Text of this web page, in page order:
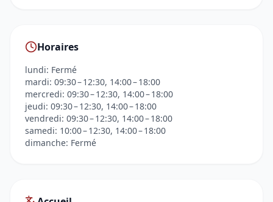
Horaires
lundi: Fermé
mardi: 09:30 – 12:30, 14:00 – 18:00
mercredi: 09:30 – 12:30, 14:00 – 18:00
jeudi: 09:30 – 12:30, 14:00 – 18:00
vendredi: 09:30 – 12:30, 14:00 – 18:00
samedi: 10:00 – 12:30, 14:00 – 18:00
dimanche: Fermé